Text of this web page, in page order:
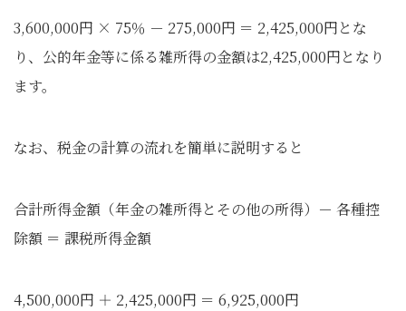
3,600,000円 × 75％ － 275,000円 ＝ 2,425,000円とな
り、公的年金等に係る雑所得の金額は2,425,000円となり
ます。
なお、税金の計算の流れを簡単に説明すると
合計所得金額（年金の雑所得とその他の所得）－ 各種控
除額 ＝ 課税所得金額
4,500,000円 ＋ 2,425,000円 ＝ 6,925,000円